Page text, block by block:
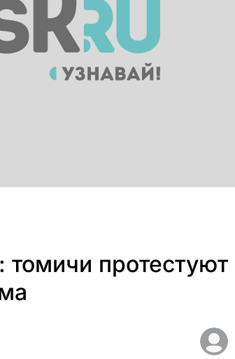
томичи протестуют